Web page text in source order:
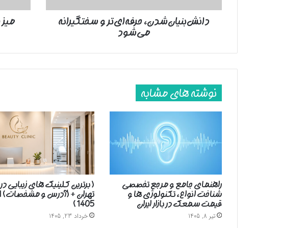
دانش‌بنیان‌شدن، حرفه‌ا‌ی‌تر و سختگیرانه‌
می‌شود
مقابله
نوشته های مشابه
راهنمای جامع و مرجع تخصصی
شناخت انواع، تکنولوژی ها و
قیمت سمعک در بازار ایران
تیر 8, 1405
( برترین کلینیک های زیبایی
تهران + (آدرس و مشخصات) |
1405 )
خرداد 23, 1405